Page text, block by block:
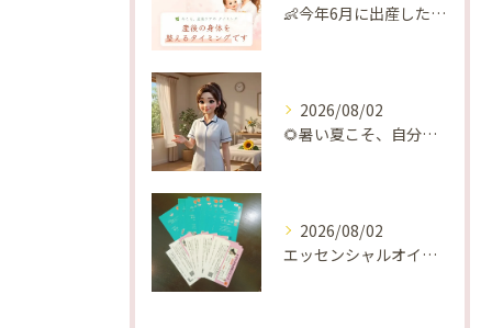
👶今年6月に出産したママへ♡
2026/08/02
🌻暑い夏こそ、自分の身体を整える時間を♡
2026/08/02
エッセンシャルオイルプレゼントご当選番号発表 2026年8月